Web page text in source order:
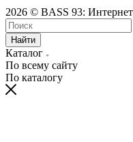
2026 © BASS 93:
Найти
Каталог
По всему сайту
По каталогу